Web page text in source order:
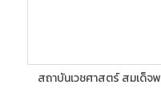
สถาบันเวชศาสตร์ สมเด็